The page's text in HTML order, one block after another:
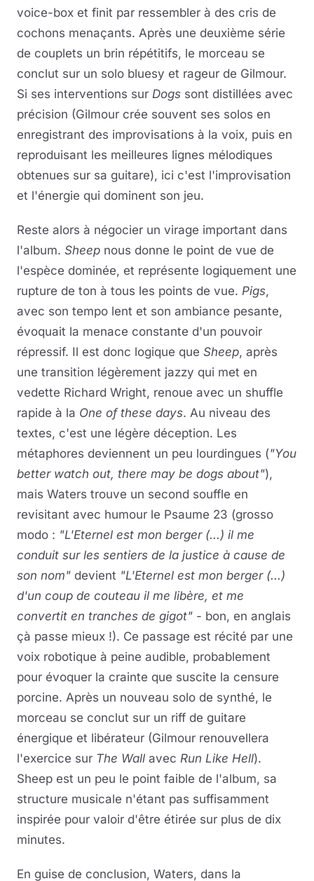
voice-box et finit par ressembler à des cris de
cochons menaçants. Après une deuxième série
de couplets un brin répétitifs, le morceau se
conclut sur un solo bluesy et rageur de Gilmour.
Si ses interventions sur Dogs sont distillées avec
précision (Gilmour crée souvent ses solos en
enregistrant des improvisations à la voix, puis en
reproduisant les meilleures lignes mélodiques
obtenues sur sa guitare), ici c'est l'improvisation
et l'énergie qui dominent son jeu.
Reste alors à négocier un virage important dans
l'album. Sheep nous donne le point de vue de
l'espèce dominée, et représente logiquement une
rupture de ton à tous les points de vue. Pigs,
avec son tempo lent et son ambiance pesante,
évoquait la menace constante d'un pouvoir
répressif. Il est donc logique que Sheep, après
une transition légèrement jazzy qui met en
vedette Richard Wright, renoue avec un shuffle
rapide à la One of these days. Au niveau des
textes, c'est une légère déception. Les
métaphores deviennent un peu lourdingues ("You
better watch out, there may be dogs about"),
mais Waters trouve un second souffle en
revisitant avec humour le Psaume 23 (grosso
modo : "L'Eternel est mon berger (...) il me
conduit sur les sentiers de la justice à cause de
son nom" devient "L'Eternel est mon berger (...)
d'un coup de couteau il me libère, et me
convertit en tranches de gigot" - bon, en anglais
çà passe mieux !). Ce passage est récité par une
voix robotique à peine audible, probablement
pour évoquer la crainte que suscite la censure
porcine. Après un nouveau solo de synthé, le
morceau se conclut sur un riff de guitare
énergique et libérateur (Gilmour renouvellera
l'exercice sur The Wall avec Run Like Hell).
Sheep est un peu le point faible de l'album, sa
structure musicale n'étant pas suffisamment
inspirée pour valoir d'être étirée sur plus de dix
minutes.
En guise de conclusion, Waters, dans la